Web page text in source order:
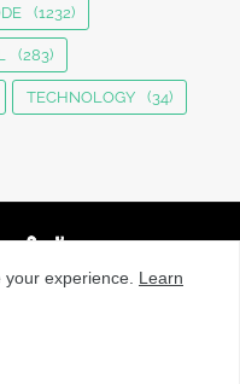
(1232)
(283)
TECHNOLOGY (34)
വാണിജ്യം,
പൊതു/ഗവൺമെൻ്റ്
മറ്റും ഉൾക്കൊള്ളുന്ന,
experience. Learn